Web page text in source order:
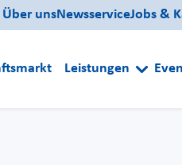
Über unsNewsserviceJobs &
Leistungen